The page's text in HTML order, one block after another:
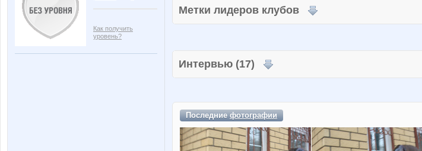
Как получить
уровень?
Метки лидеров клубов
Интервью (17)
Последниефотографии